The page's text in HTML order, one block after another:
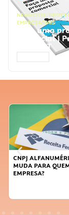
NEGÓCIOS,
EMPRESARIAIS
Faça uma
comercial |
ChatGPT
CNPJ
MUDA PARA
EMPRESA?